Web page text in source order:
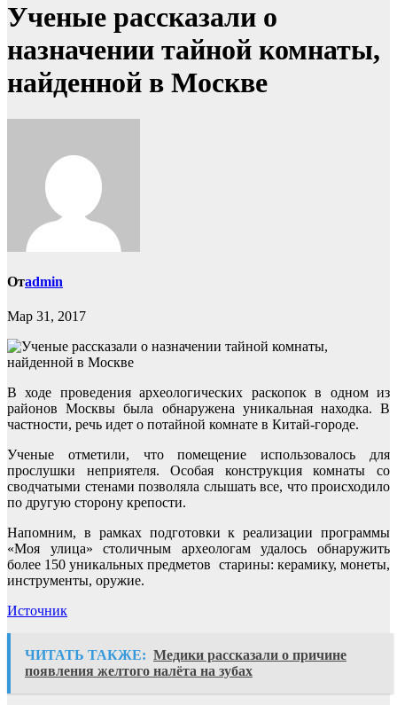
Ученые рассказали о
назначении тайной комнаты,
найденной в Москве
Отadmin
Мар 31, 2017
В ходе проведения археологических раскопок в одном из
районов Москвы была обнаружена уникальная находка. В
частности, речь идет о потайной комнате в Китай-городе.
Ученые отметили, что помещение использовалось для
прослушки неприятеля. Особая конструкция комнаты со
сводчатыми стенами позволяла слышать все, что происходило
по другую сторону крепости.
Напомним, в рамках подготовки к реализации программы
«Моя улица» столичным археологам удалось обнаружить
более 150 уникальных предметов старины: керамику, монеты,
инструменты, оружие.
Источник
ЧИТАТЬ ТАКЖЕ: Медики рассказали о причине
появления желтого налёта на зубах